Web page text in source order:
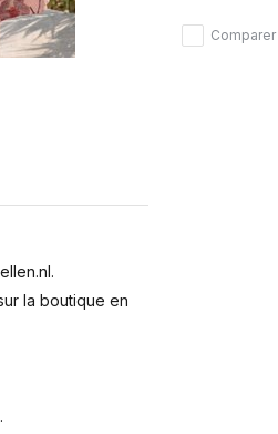
la boutique en
Comparer